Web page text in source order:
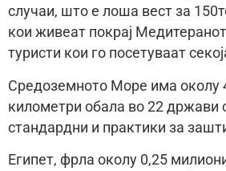
случаи, што е лоша вест за
кои живеат покрај
туристи кои го посетуваат
Средоземното Море има околу
километри обала во 22 држави
стандардни и практики за
Египет, фрла околу 0,25